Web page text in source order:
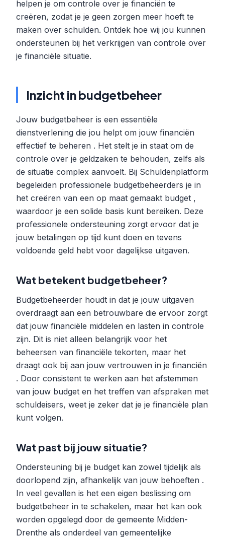
helpen je om controle over je financiën te
creëren, zodat je je geen zorgen meer hoeft te
maken over schulden. Ontdek hoe wij jou kunnen
ondersteunen bij het verkrijgen van controle over
je financiële situatie.
Inzicht in budgetbeheer
Jouw budgetbeheer is een essentiële
dienstverlening die jou helpt om jouw financiën
effectief te beheren . Het stelt je in staat om de
controle over je geldzaken te behouden, zelfs als
de situatie complex aanvoelt. Bij Schuldenplatform
begeleiden professionele budgetbeheerders je in
het creëren van een op maat gemaakt budget ,
waardoor je een solide basis kunt bereiken. Deze
professionele ondersteuning zorgt ervoor dat je
jouw betalingen op tijd kunt doen en tevens
voldoende geld hebt voor dagelijkse uitgaven.
Wat betekent budgetbeheer?
Budgetbeheerder houdt in dat je jouw uitgaven
overdraagt aan een betrouwbare die ervoor zorgt
dat jouw financiële middelen en lasten in controle
zijn. Dit is niet alleen belangrijk voor het
beheersen van financiële tekorten, maar het
draagt ook bij aan jouw vertrouwen in je financiën
. Door consistent te werken aan het afstemmen
van jouw budget en het treffen van afspraken met
schuldeisers, weet je zeker dat je je financiële plan
kunt volgen.
Wat past bij jouw situatie?
Ondersteuning bij je budget kan zowel tijdelijk als
doorlopend zijn, afhankelijk van jouw behoeften .
In veel gevallen is het een eigen beslissing om
budgetbeheer in te schakelen, maar het kan ook
worden opgelegd door de gemeente Midden-
Drenthe als onderdeel van gemeentelijke